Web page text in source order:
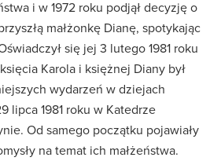
i w 1972 roku podjął decyzję o
małżonkę Dianę, spotykając
się jej 3 lutego 1981 roku
Karola i księżnej Diany był
wydarzeń w dziejach
lipca 1981 roku w Katedrze
Od samego początku pojawiały
na temat ich małżeństwa.